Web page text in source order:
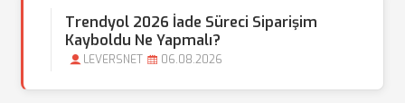
Trendyol 2026 İade Süreci Siparişim
Kayboldu Ne Yapmalı?
LEVERSNET 06.08.2026